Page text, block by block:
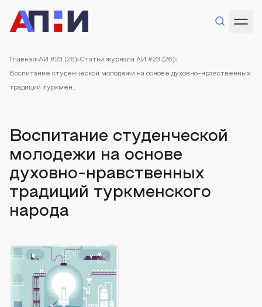
Главная АИ #23 (26) Статьи журнала АИ #23 (26)
Воспитание студенческой молодежи на основе духовно-нравственных
традиций туркмен...
Воспитание студенческой
молодежи на основе
духовно-нравственных
традиций туркменского
народа